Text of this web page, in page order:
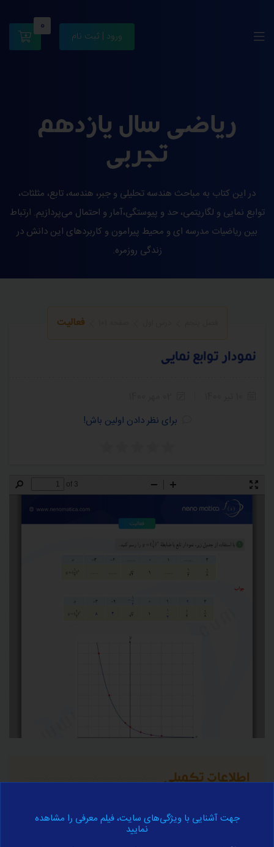
ورود | ثبت نام
0
ریاضی سال یازدهم
تجربی
در این کتاب به مباحث هندسه تحلیلی و جبر، هندسه، تابع، مثلثات،
توابع نمایی و لگاریتمی، حد و پیوستگی،آمار و احتمال می‌پردازیم. ارتباط
بین ریاضیات مدرسه ای و محیط پیرامون و کاربردهای این دانش در
زندگی روزمره.
فعالیت
نمودار توابع نمایی
برای نظر دادن اولین باش!
اطلاعات تکمیلی
جهت آشنایی با ویژگی‌های سایت، فیلم معرفی را مشاهده
نمایید